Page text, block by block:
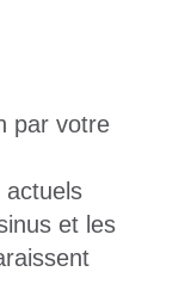
par votre
actuels
et les